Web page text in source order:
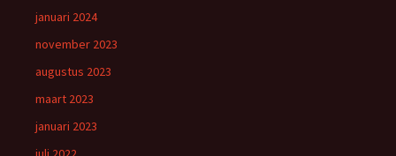
januari 2024
november 2023
augustus 2023
maart 2023
januari 2023